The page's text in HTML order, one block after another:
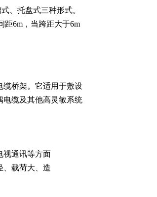
缆桥架。它适用于敷设
电缆及其他高灵敏系统
、托盘式三种形式。
距6m，当跨距大于6m
视通讯等方面
、载荷大、造